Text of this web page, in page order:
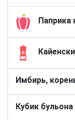
Паприка
Имбирь,
Кубик